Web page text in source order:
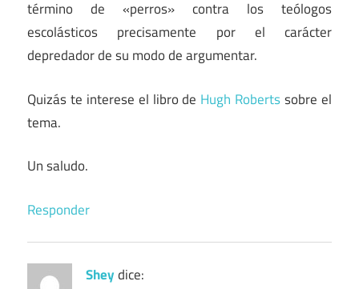
término de «perros» contra los teólogos
escolásticos precisamente por el carácter
depredador de su modo de argumentar.
Quizás te interese el libro de Hugh Robertssobre el
tema.
Un saludo.
Responder
Sheydice: